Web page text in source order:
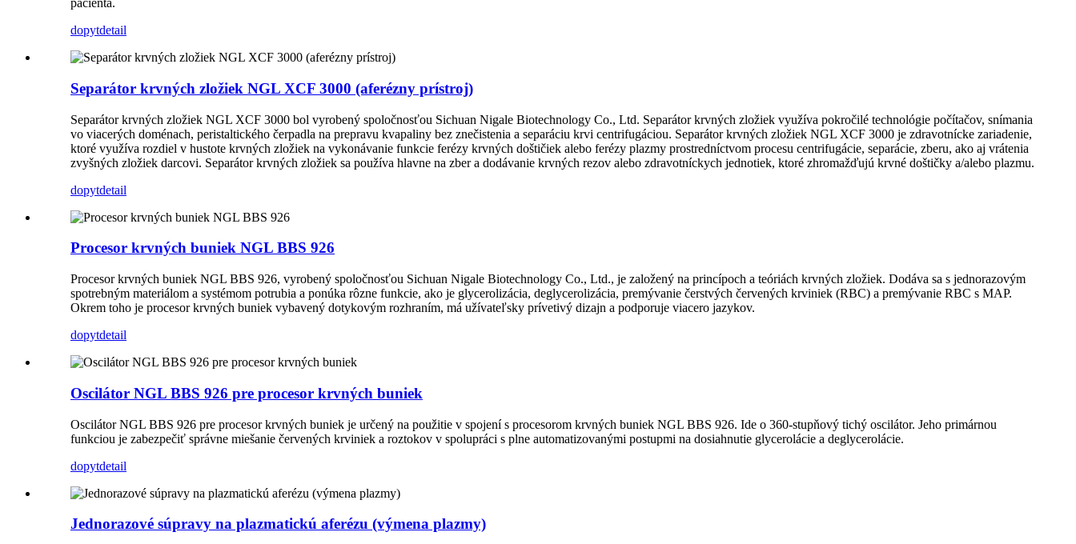
pacienta.
dopytdetail
Separátor krvných zložiek NGL XCF 3000 (aferézny prístroj)
Separátor krvných zložiek NGL XCF 3000 bol vyrobený spoločnosťou Sichuan Nigale Biotechnology Co., Ltd. Separátor krvných zložiek využíva pokročilé technológie počítačov, snímania
vo viacerých doménach, peristaltického čerpadla na prepravu kvapaliny bez znečistenia a separáciu krvi centrifugáciou. Separátor krvných zložiek NGL XCF 3000 je zdravotnícke zariadenie,
ktoré využíva rozdiel v hustote krvných zložiek na vykonávanie funkcie ferézy krvných doštičiek alebo ferézy plazmy prostredníctvom procesu centrifugácie, separácie, zberu, ako aj vrátenia
zvyšných zložiek darcovi. Separátor krvných zložiek sa používa hlavne na zber a dodávanie krvných rezov alebo zdravotníckych jednotiek, ktoré zhromažďujú krvné doštičky a/alebo plazmu.
dopytdetail
Procesor krvných buniek NGL BBS 926
Procesor krvných buniek NGL BBS 926, vyrobený spoločnosťou Sichuan Nigale Biotechnology Co., Ltd., je založený na princípoch a teóriách krvných zložiek. Dodáva sa s jednorazovým
spotrebným materiálom a systémom potrubia a ponúka rôzne funkcie, ako je glycerolizácia, deglycerolizácia, premývanie čerstvých červených krviniek (RBC) a premývanie RBC s MAP.
Okrem toho je procesor krvných buniek vybavený dotykovým rozhraním, má užívateľsky prívetivý dizajn a podporuje viacero jazykov.
dopytdetail
Oscilátor NGL BBS 926 pre procesor krvných buniek
Oscilátor NGL BBS 926 pre procesor krvných buniek je určený na použitie v spojení s procesorom krvných buniek NGL BBS 926. Ide o 360-stupňový tichý oscilátor. Jeho primárnou
funkciou je zabezpečiť správne miešanie červených krviniek a roztokov v spolupráci s plne automatizovanými postupmi na dosiahnutie glycerolácie a deglycerolácie.
dopytdetail
Jednorazové súpravy na plazmatickú aferézu (výmena plazmy)